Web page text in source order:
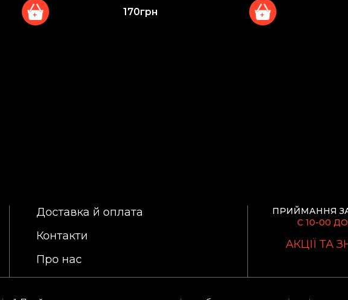
+ 170грн +
Доставка й оплата
Контакти
Про нас
ПРИЙМАННЯ
С 10-00
АКЦІЇ ТА